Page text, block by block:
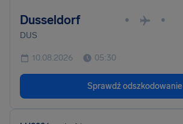
Dusseldorf • •
DUS
10.08.2026 05:30
Sprawdź odszkodowanie